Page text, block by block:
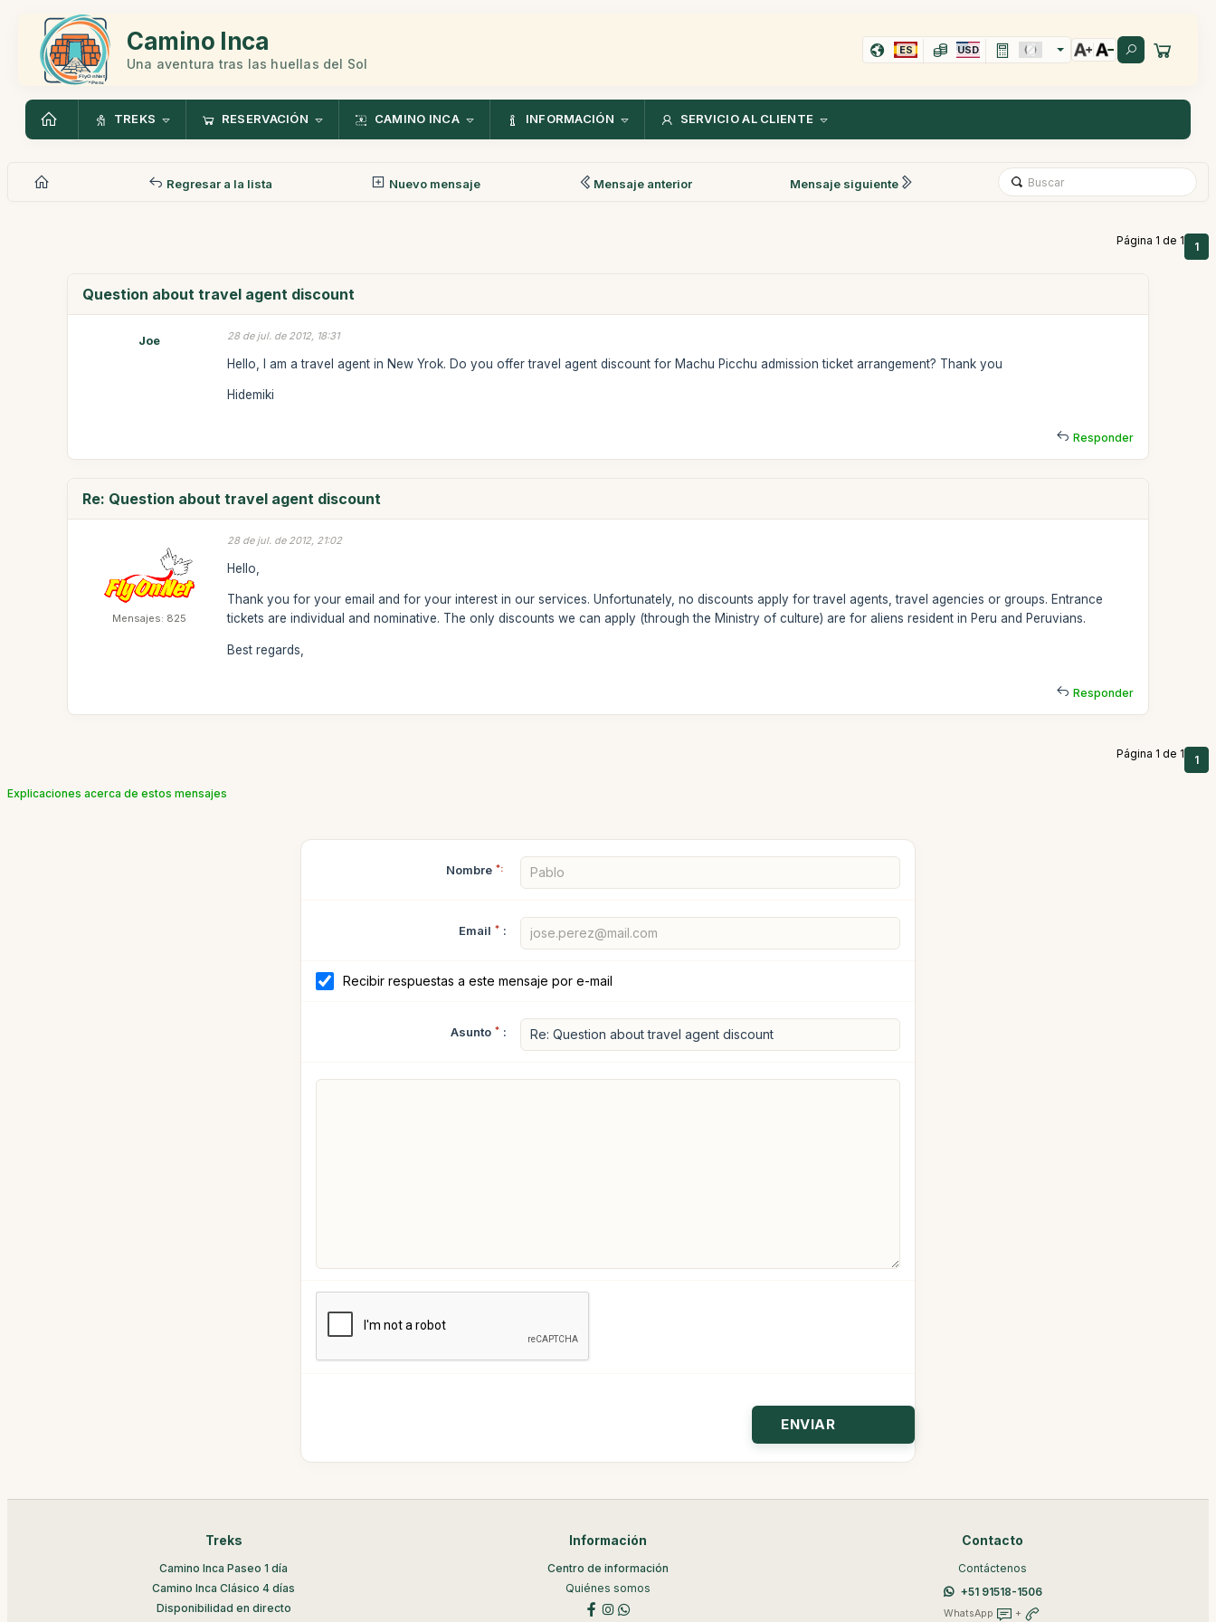
Camino Inca
Una aventura tras las huellas del Sol
ES USD
TREKS RESERVACIÓN CAMINO INCA INFORMACIÓN SERVICIO AL CLIENTE
Regresar a la lista Nuevo mensaje Mensaje anterior Mensaje siguiente
Página 1 de 1 1
Question about travel agent discount
Joe 28 de jul. de 2012, 18:31
Hello, I am a travel agent in New Yrok. Do you offer travel agent discount for Machu Picchu admission ticket arrangement? Thank you
Hidemiki
Responder
Re: Question about travel agent discount
Mensajes: 825
28 de jul. de 2012, 21:02
Hello,
Thank you for your email and for your interest in our services. Unfortunately, no discounts apply for travel agents, travel agencies or groups. Entrance
tickets are individual and nominative. The only discounts we can apply (through the Ministry of culture) are for aliens resident in Peru and Peruvians.
Best regards,
Responder
Página 1 de 1 1
Explicaciones acerca de estos mensajes
Nombre *:
Email * :
Recibir respuestas a este mensaje por e-mail
Asunto * :
Treks
Camino Inca Paseo 1 día
Camino Inca Clásico 4 días
Disponibilidad en directo
Información
Centro de información
Quiénes somos
Contacto
Contáctenos
+51 91518-1506
WhatsApp +